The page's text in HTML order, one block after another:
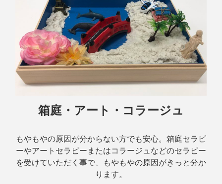
箱庭・アート・コラージュ
もやもやの原因が分からない方でも安心。箱庭セラピ
ーやアートセラピーまたはコラージュなどのセラピー
を受けていただく事で、もやもやの原因がきっと分か
ります。